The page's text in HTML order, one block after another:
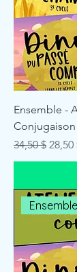
Ensemble -
Conjugaison
Regular Price
34,50 $ Sale
28,50
Ensemble